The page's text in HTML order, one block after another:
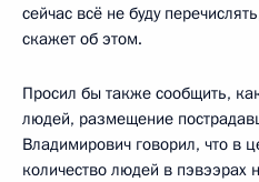
сейчас всё не буду
скажет об этом.
Просил бы также сообщить,
людей, размещение
Владимирович говорил, что в
количество людей в пэвээрах